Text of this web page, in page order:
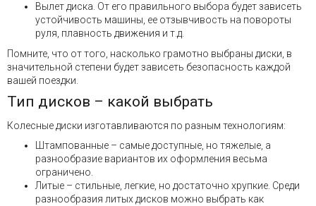
Вылет диска. От его правильного выбора будет зависеть
устойчивость машины, ее отзывчивость на повороты
руля, плавность движения и т.д.
Помните, что от того, насколько грамотно выбраны диски, в
значительной степени будет зависеть безопасность каждой
вашей поездки.
Тип дисков – какой выбрать
Колесные диски изготавливаются по разным технологиям:
Штампованные – самые доступные, но тяжелые, а
разнообразие вариантов их оформления весьма
ограничено.
Литые – стильные, легкие, но достаточно хрупкие. Среди
разнообразия литых дисков можно выбрать как